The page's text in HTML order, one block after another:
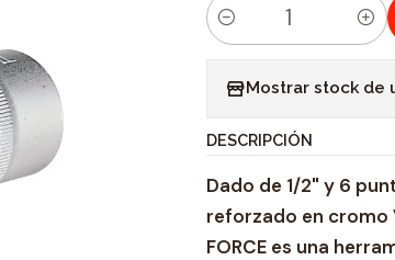
C
i
d
a
d
Mostrar stock de
DESCRIPCIÓN
Dado de 1/2" y 6
reforzado en cromo
FORCE es una